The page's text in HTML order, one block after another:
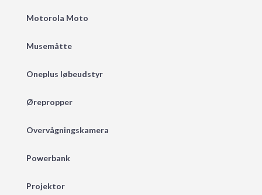
Motorola Moto
Musemåtte
Oneplus løbeudstyr
Ørepropper
Overvågningskamera
Powerbank
Projektor